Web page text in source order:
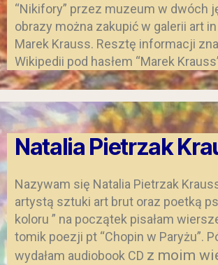
“Nikifory” przez muzeum w dwóch
obrazy można zakupić w galerii art
Marek Krauss. Resztę informacji
Wikipedii pod hasłem “Marek
Natalia Pietrzak
Nazywam się Natalia Pietrzak
artystą sztuki art brut oraz poetką
koloru ” na początek pisałam
tomik poezji pt “Chopin w Paryżu”.
wydałam audiobook CD z moim